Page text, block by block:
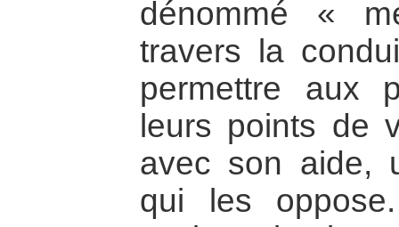
dénommé «
travers la
permettre aux
leurs points de
avec son aide,
qui les